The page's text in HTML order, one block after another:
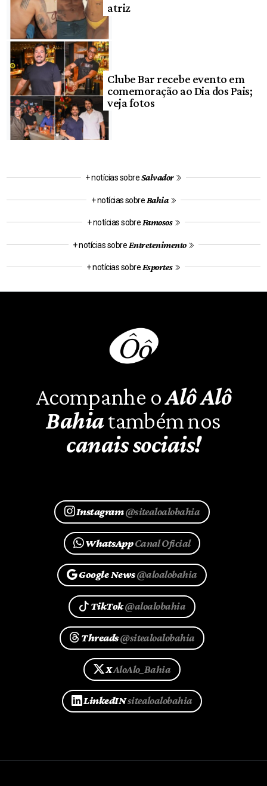
atriz
Clube Bar recebe evento em
comemoração ao Dia dos Pais;
veja fotos
+ notícias sobreSalvador
+ notícias sobre Bahia
+ notícias sobre Famosos
+ notícias sobre Entretenimento
+ notícias sobre Esportes
Acompanhe oAlô Alô
Bahiatambém nos
canais sociais!
Instagram@sitealoalobahia
WhatsAppCanal Oficial
Google News@aloalobahia
TikTok@aloalobahia
Threads@sitealoalobahia
XAloAlo_Bahia
LinkedINsitealoalobahia